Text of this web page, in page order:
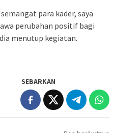
para kader, saya
perubahan positif bagi
menutup kegiatan.
SEBARKAN